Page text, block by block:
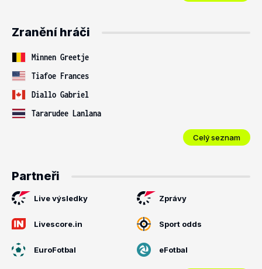
Zranění hráči
Minnen Greetje
Tiafoe Frances
Diallo Gabriel
Tararudee Lanlana
Celý seznam
Partneři
Live výsledky Zprávy
Livescore.in Sport odds
EuroFotbal eFotbal